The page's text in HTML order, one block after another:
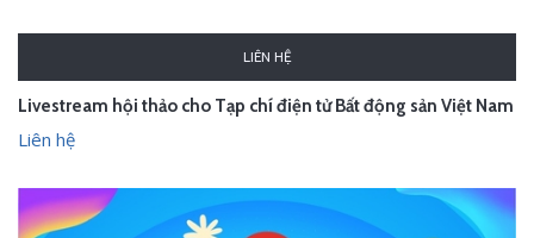
LIÊN HỆ
Livestream hội thảo cho Tạp chí điện tử Bất động sản Việt Nam
Liên hệ